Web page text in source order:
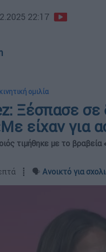
22:17
ομιλία
Ξέσπασε σε
είχαν για
τιμήθηκε με το
┋ 🗣️ Ανοικτό για